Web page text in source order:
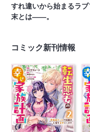
すれ違いから始まるラ
末とは――。
コミック新刊情報